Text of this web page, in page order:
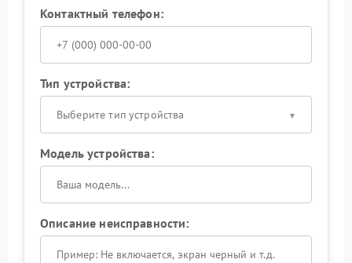
Контактный телефон:
Тип устройства:
Выберите тип устройства
Модель устройства:
Описание неисправности: